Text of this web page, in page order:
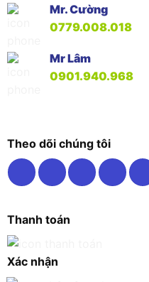
Mr. Cường
0779.008.018
Mr Lâm
0901.940.968
Theo dõi chúng tôi
Thanh toán
Xác nhận